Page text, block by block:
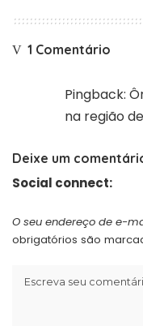
1 Comentário
Pingback:
na região
Deixe um
Social connect:
O seu endereço de e-
obrigatórios são